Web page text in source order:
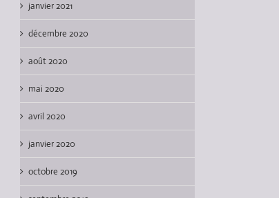
janvier 2021
décembre 2020
août 2020
mai 2020
avril 2020
janvier 2020
octobre 2019